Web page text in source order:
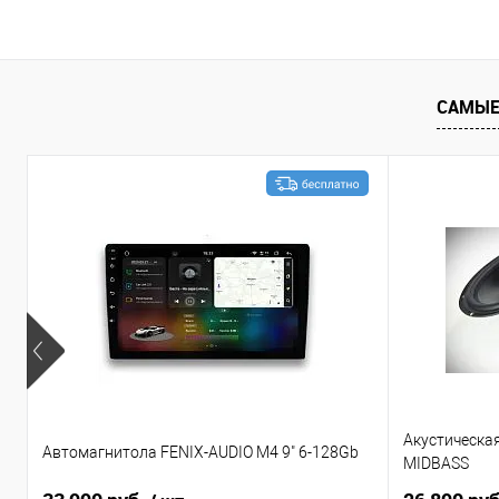
Сравнение В избранное Сравнение
Автомагнитола FENIX-AUDIO M4 9" 6-128Gb
MIDBASS